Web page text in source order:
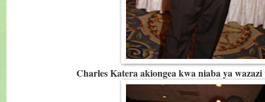
Charles Katera akiongea kwa niaba ya